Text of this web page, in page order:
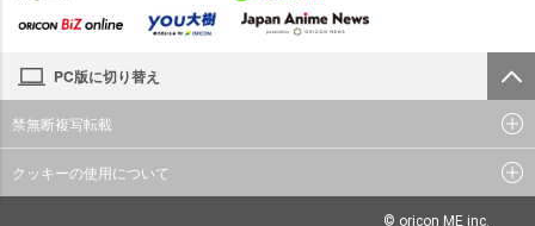
PC版に切り替え
禁無断複写転載
クッキーの使用について
© oricon ME inc.